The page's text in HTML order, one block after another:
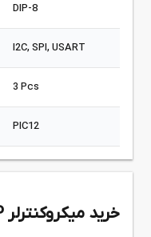
DIP-8
I2C, SPI, USART
3 Pcs
PIC12
خرید میکروکنترلر PIC12F1822-I/P